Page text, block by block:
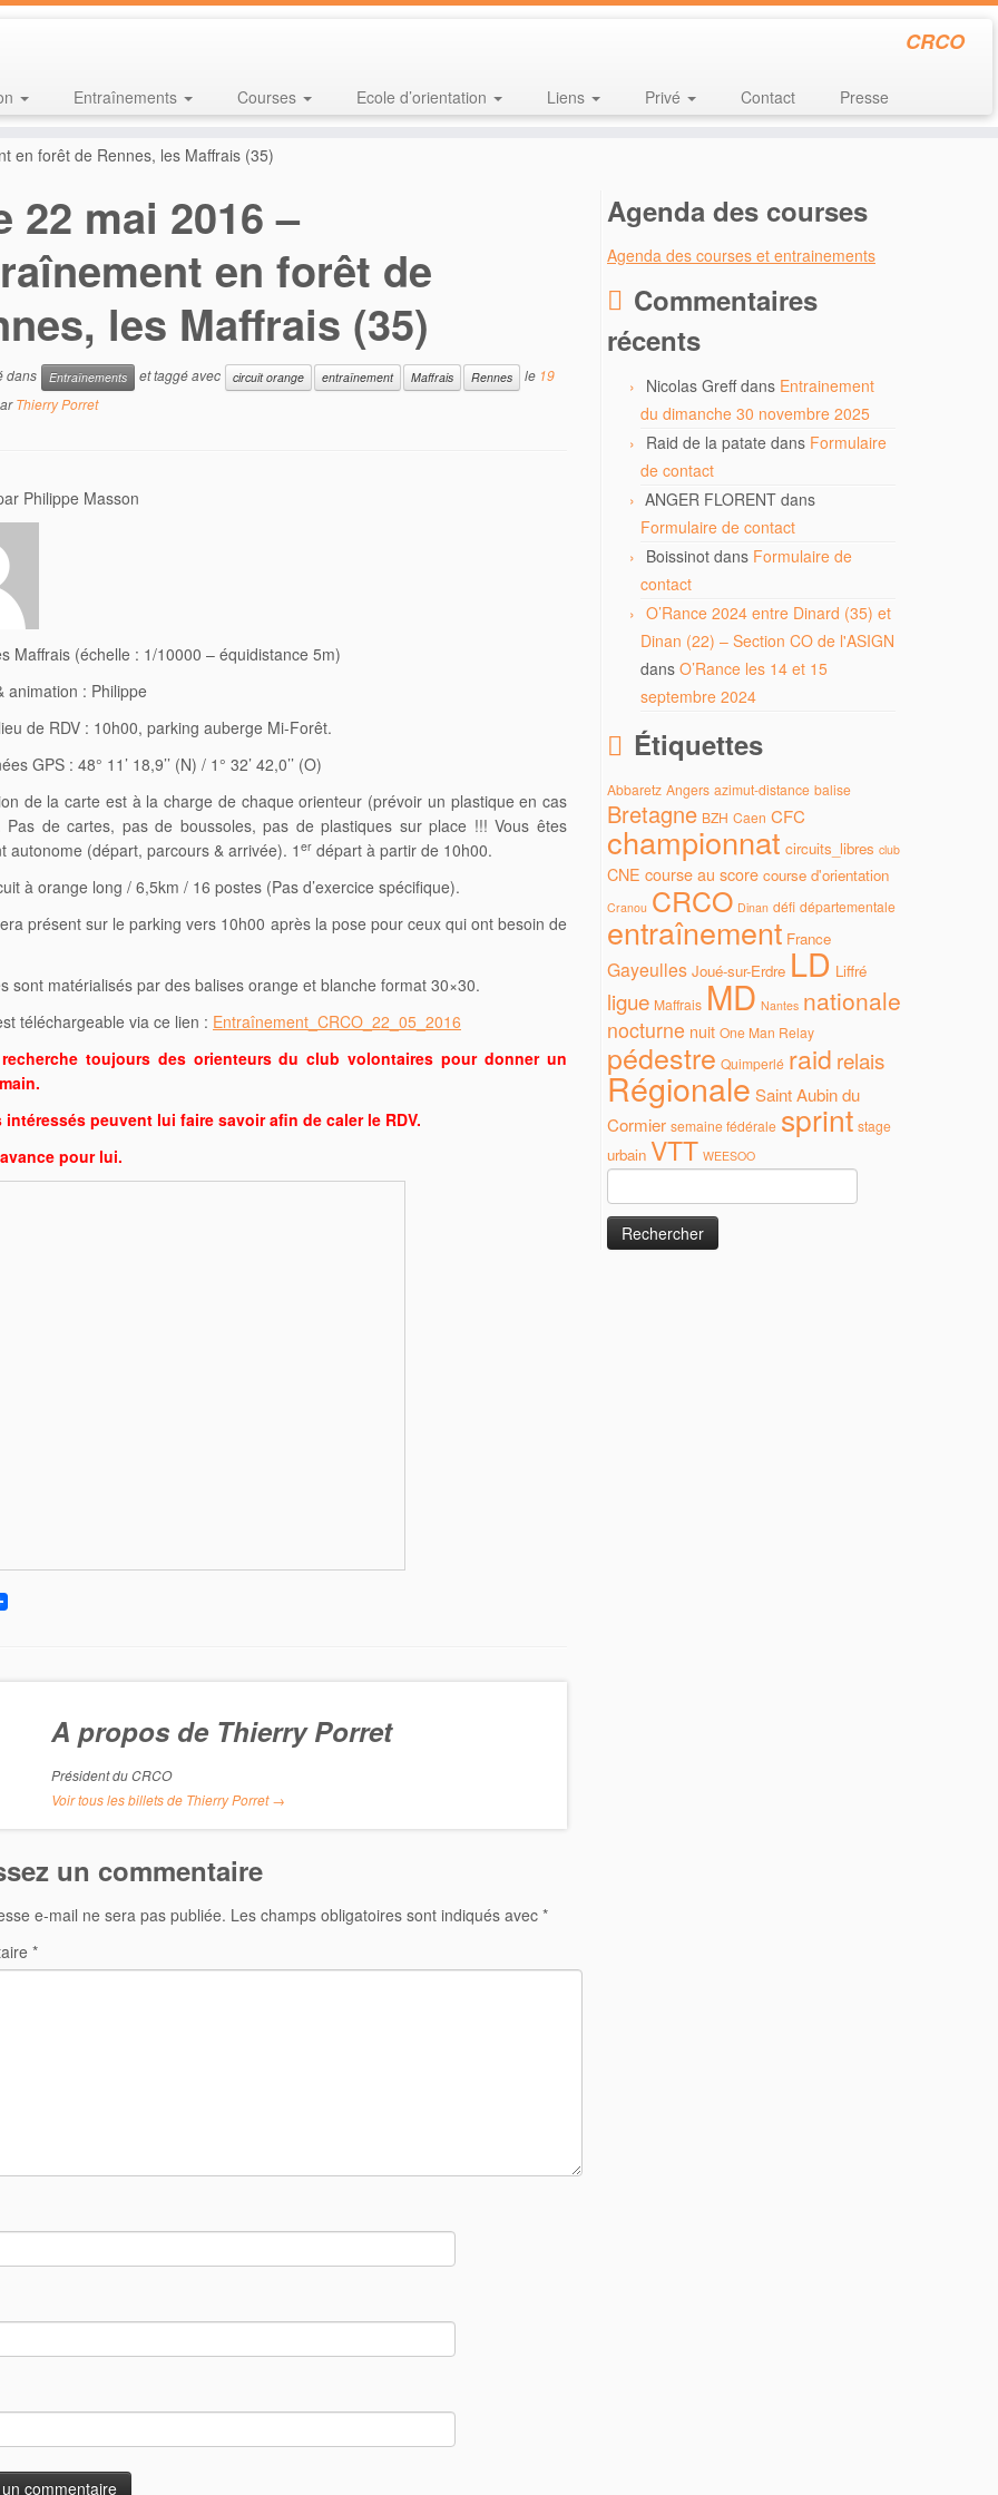
CRCO
Entraînements Courses Ecole d’orientation Liens Privé Contact Presse
en forêt de Rennes, les Maffrais (35)
22 mai 2016 –
en forêt de
les Maffrais (35)
dans Entraînements et taggé avec circuit orange entraînement Maffrais Rennes le 19
Thierry Porret
Philippe Masson
Maffrais (échelle : 1/10000 – équidistance 5m)
animation : Philippe
de RDV : 10h00, parking auberge Mi-Forêt.
GPS : 48° 11’ 18,9’’ (N) / 1° 32’ 42,0’’ (O)
de la carte est à la charge de chaque orienteur (prévoir un plastique en cas
Pas de cartes, pas de boussoles, pas de plastiques sur place !!! Vous êtes
autonome (départ, parcours & arrivée). 1 er départ à partir de 10h00.
à orange long / 6,5km / 16 postes (Pas d’exercice spécifique).
présent sur le parking vers 10h00 après la pose pour ceux qui ont besoin de
sont matérialisés par des balises orange et blanche format 30×30.
téléchargeable via ce lien : Entraînement_CRCO_22_05_2016
toujours des orienteurs du club volontaires pour donner un
intéressés peuvent lui faire savoir afin de caler le RDV.
pour lui.
A propos de Thierry Porret
Président du CRCO
Voir tous les billets de Thierry Porret→
un commentaire
e-mail ne sera pas publiée. Les champs obligatoires sont indiqués avec *
*
Agenda des courses
Agenda des courses et entrainements
Commentaires
récents
Nicolas Greffdans Entrainement
du dimanche 30 novembre 2025
Raid de la patate dans Formulaire
de contact
ANGER FLORENT dans
Formulaire de contact
Boissinot dans Formulaire de
contact
O’Rance 2024 entre Dinard (35) et
Dinan (22) – Section CO de l'ASIGN
dans O’Rance les 14 et 15
septembre 2024
Étiquettes
Abbaretz Angers azimut-distance balise
Bretagne BZH Caen CFC
championnat circuits_libres club
CNE course au score course d'orientation
Cranou CRCO Dinan défi départementale
entraînement France
Gayeulles Joué-sur-Erdre LD Liffré
ligue Maffrais MD Nantes nationale
nocturne nuit One Man Relay
pédestre Quimperlé raid relais
Régionale Saint Aubin du
Cormier semaine fédérale sprint stage
urbain VTT WEESOO